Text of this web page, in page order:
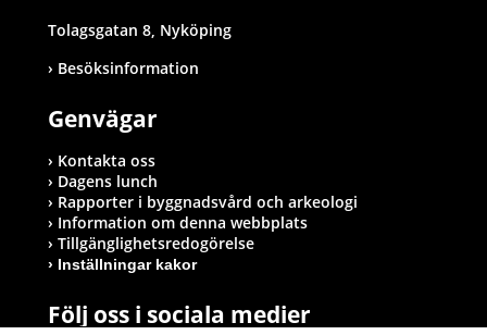
Tolagsgatan 8, Nyköping
Besöksinformation
Genvägar
Kontakta oss
Dagens lunch
Rapporter i byggnadsvård och arkeologi
Information om denna webbplats
Tillgänglighetsredogörelse
Inställningar kakor
Följ oss i sociala medier